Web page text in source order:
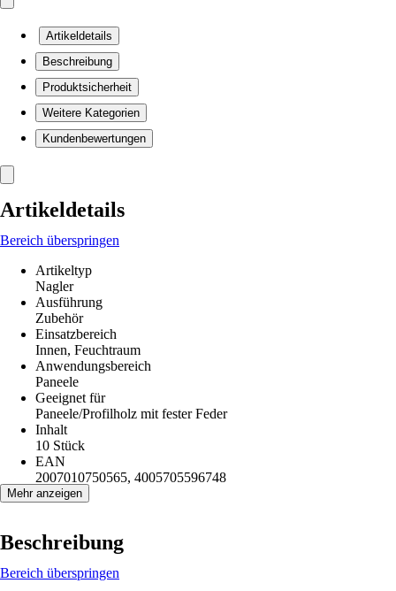
Artikeldetails
Beschreibung
Produktsicherheit
Weitere Kategorien
Kundenbewertungen
Artikeldetails
Bereich überspringen
Artikeltyp
Nagler
Ausführung
Zubehör
Einsatzbereich
Innen, Feuchtraum
Anwendungsbereich
Paneele
Geeignet für
Paneele/Profilholz mit fester Feder
Inhalt
10 Stück
EAN
2007010750565, 4005705596748
Mehr anzeigen
Beschreibung
Bereich überspringen